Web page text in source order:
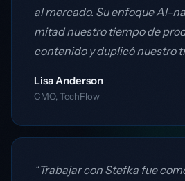
al mercado. Su enfoque AI-
mitad nuestro tiempo de
contenido y duplicó nuestro
Lisa Anderson
CMO, TechFlow
“Trabajar con Stefka fue